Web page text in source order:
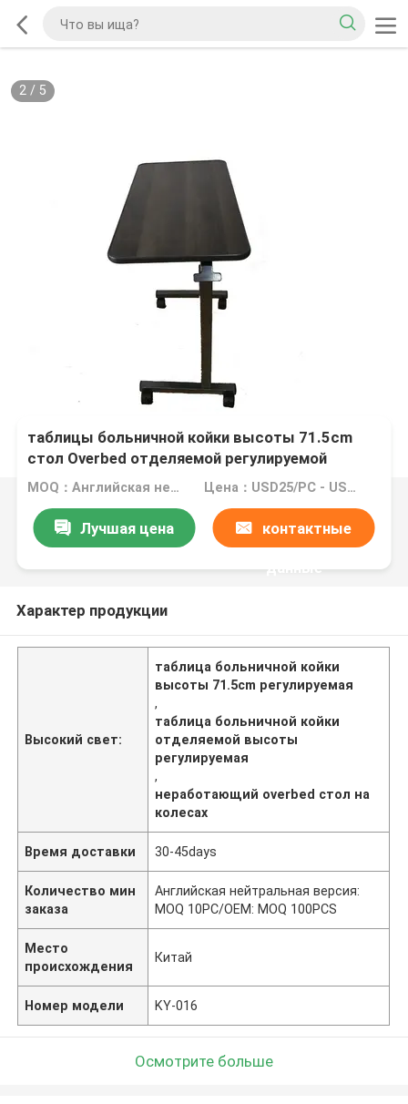
2/ 5
таблицы больничной койки высоты 71.5cm
стол Overbed отделяемой регулируемой
неработающий на колесах
MOQ：Английская нейтральная версия: MOQ 10PC/OEM: MOQ 100PCS Цена：USD25/PC - USD28/PC
Лучшая цена контактные
данные
Характер продукции
Высокий свет:
таблица больничной койки
высоты 71.5cm регулируемая
,
таблица больничной койки
отделяемой высоты
регулируемая
,
неработающий overbed стол на
колесах
Время доставки 30-45days
Количество мин
заказа
Английская нейтральная версия:
MOQ 10PC/OEM: MOQ 100PCS
Место
происхождения
Китай
Номер модели KY-016
Осмотрите больше